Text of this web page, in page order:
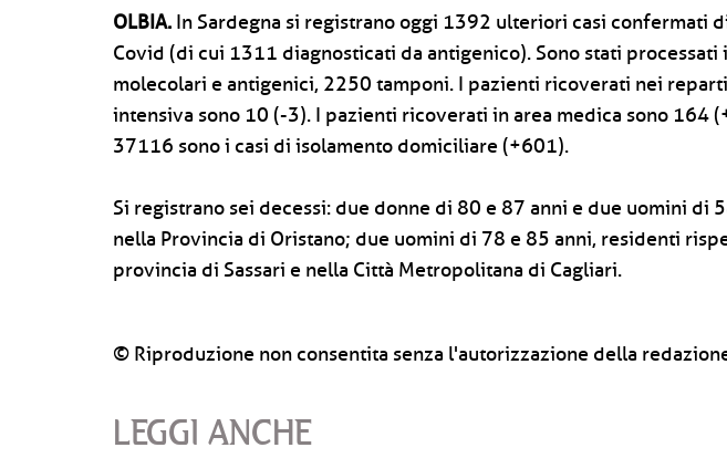
OLBIA. In Sardegna si registrano oggi 1392 ulteriori casi confermati
Covid (di cui 1311 diagnosticati da antigenico). Sono stati processati
molecolari e antigenici, 2250 tamponi. I pazienti ricoverati nei
intensiva sono 10 (-3). I pazienti ricoverati in area medica sono 164
37116 sono i casi di isolamento domiciliare (+601).
Si registrano sei decessi: due donne di 80 e 87 anni e due uomini di
nella Provincia di Oristano; due uomini di 78 e 85 anni, residenti
provincia di Sassari e nella Città Metropolitana di Cagliari.
© Riproduzione non consentita senza l'autorizzazione della
LEGGI ANCHE